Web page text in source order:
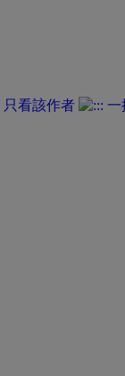
只看該作者